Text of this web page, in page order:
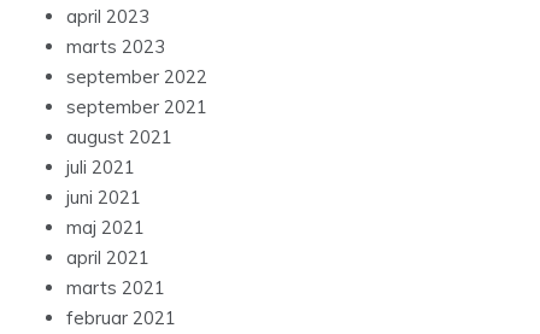
april 2023
marts 2023
september 2022
september 2021
august 2021
juli 2021
juni 2021
maj 2021
april 2021
marts 2021
februar 2021